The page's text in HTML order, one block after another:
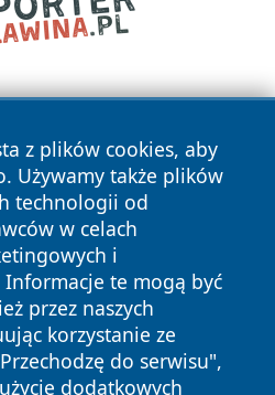
z plików cookies, aby
Używamy także plików
technologii od
w celach
i
Informacje te mogą być
przez naszych
korzystanie ze
do serwisu",
dodatkowych
Wszystkie prawa
Polityka
Cookies